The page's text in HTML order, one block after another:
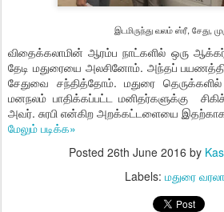
இடமிருந்து வலம் ஸ்ரீ, சேது,
விதைக்கலாமின் ஆரம்ப நாட்களில் ஒரு
தேடி மதுரையை அலசினோம். அந்தப்
சேதுவை சந்தித்தோம். மதுரை
மனநலம் பாதிக்கப்பட்ட மனிதர்களுக்கு
அவர். சுரபி என்கிற அறக்கட்டளையை
மேலும் படிக்க»
Posted 26th June 2016 by
Labels: மதுரை